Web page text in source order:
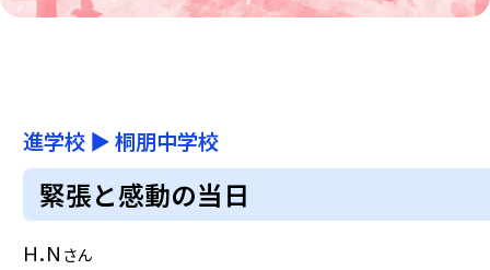
進学校 ▶桐朋中学校
緊張と感動の当日
H.N さん